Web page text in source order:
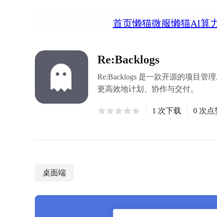
首页懒猫微服懒猫AI算
Re:Backlogs
Re:Backlogs 是一款开源的项目管
更高效地计划、协作与交付。
1 次下载 0 次点
桌面端